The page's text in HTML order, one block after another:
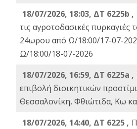
18/07/2026, 18:03, ΔΤ 6225b ,
τις αγροτοδασικές πυρκαγιές
24ωρου από Ω/18:00/17-07-
Ω/18:00/18-07-2026
18/07/2026, 16:59, ΔT 6225a ,
επιβολή διοικητικών
Θεσσαλονίκη, Φθιώτιδα, Κω
18/07/2026, 14:40, ΔΤ 6225 ,